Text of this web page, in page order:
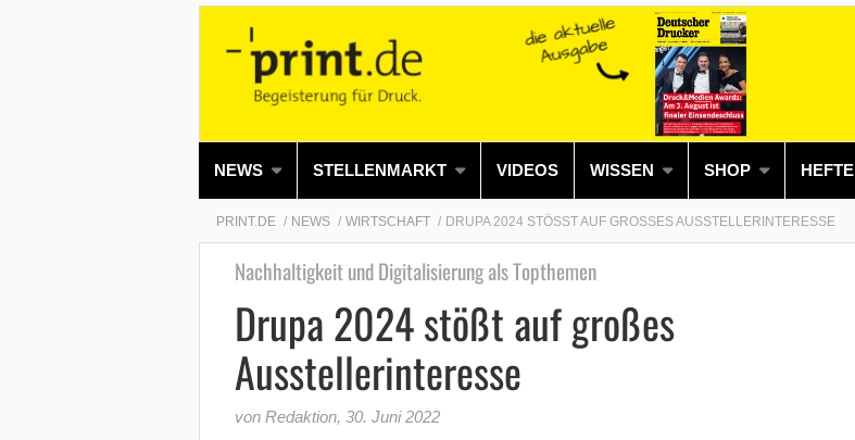
NEWS STELLENMARKT VIDEOS WISSEN SHOP HEFTE
PRINT.DE NEWS WIRTSCHAFT DRUPA 2024 STÖSST AUF GROSSES AUSSTELLERINTERESSE
Nachhaltigkeit und Digitalisierung als Topthemen
Drupa 2024 stößt auf großes
Ausstellerinteresse
von Redaktion, 30. Juni 2022